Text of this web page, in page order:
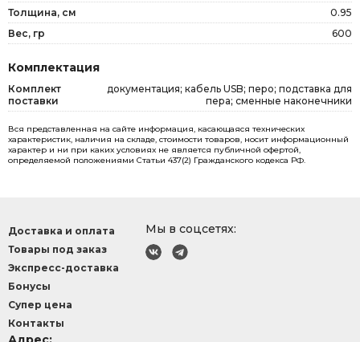
Толщина, см
0.95
Вес, гр
600
Комплектация
Комплект
поставки
документация; кабель USB; перо; подставка для
пера; сменные наконечники
Вся представленная на сайте информация, касающаяся технических
характеристик, наличия на складе, стоимости товаров, носит информационный
характер и ни при каких условиях не является публичной офертой,
определяемой положениями Статьи 437(2) Гражданского кодекса РФ.
Мы в соцсетях:
Доставка и оплата
Товары под заказ
Экспресс-доставка
Бонусы
Супер цена
Контакты